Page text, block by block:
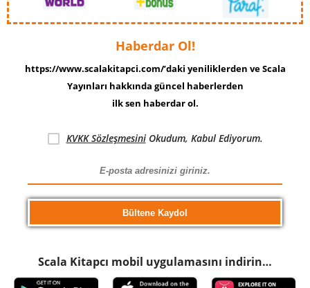
Haberdar Ol!
https://www.scalakitapci.com/’daki yeniliklerden ve Scala
Yayınları hakkında güncel haberlerden
ilk sen haberdar ol.
KVKK SözleşmesiniOkudum, Kabul Ediyorum.
Scala Kitapcı mobil uygulamasını indirin…